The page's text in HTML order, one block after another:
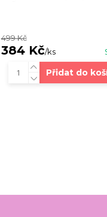
499 Kč
384 Kč/ks
Přidat do